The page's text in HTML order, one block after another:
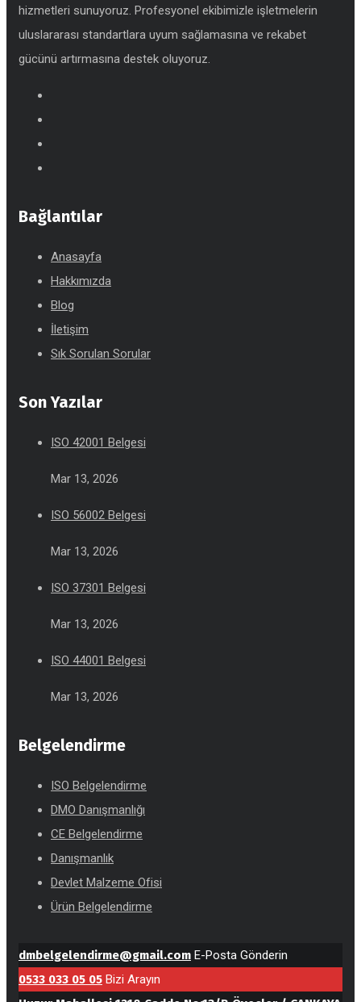
hizmetleri sunuyoruz. Profesyonel ekibimizle işletmelerin
uluslararası standartlara uyum sağlamasına ve rekabet
gücünü artırmasına destek oluyoruz.
Bağlantılar
Anasayfa
Hakkımızda
Blog
İletişim
Sık Sorulan Sorular
Son Yazılar
ISO 42001 Belgesi
Mar 13, 2026
ISO 56002 Belgesi
Mar 13, 2026
ISO 37301 Belgesi
Mar 13, 2026
ISO 44001 Belgesi
Mar 13, 2026
Belgelendirme
ISO Belgelendirme
DMO Danışmanlığı
CE Belgelendirme
Danışmanlık
Devlet Malzeme Ofisi
Ürün Belgelendirme
dmbelgelendirme@gmail.com E-Posta Gönderin
0533 033 05 05 Bizi Arayın